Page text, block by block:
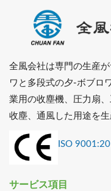
全風会社は専門の生産
ワと多段式の夕-ボブロ
業用の收塵機、圧力扇
收塵、通風した用途を生
ISO
サービス項目